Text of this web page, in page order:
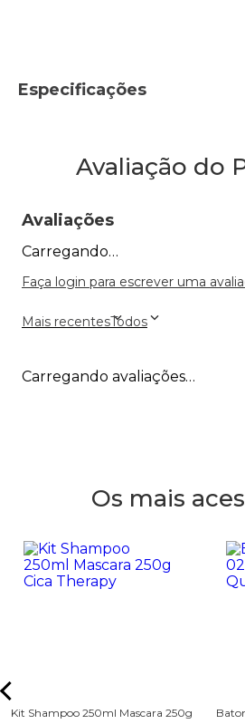
Especificações
Avaliação do
Avaliações
Carregando…
Faça login para escrever uma
Mais recentesTodos
Carregando avaliações…
Os mais
Kit Shampoo 250ml Mascara 250g